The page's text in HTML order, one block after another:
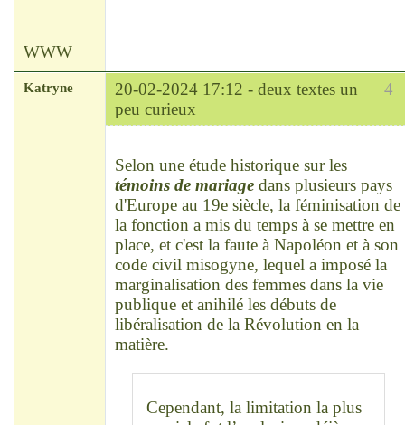
WWW
4
Katryne 20-02-2024 17:12 - deux textes un
peu curieux
Selon une étude historique sur les
témoins de mariage dans plusieurs pays
d'Europe au 19e siècle, la féminisation de
la fonction a mis du temps à se mettre en
place, et c'est la faute à Napoléon et à son
code civil misogyne, lequel a imposé la
marginalisation des femmes dans la vie
publique et anihilé les débuts de
libéralisation de la Révolution en la
matière.
Cependant, la limitation la plus